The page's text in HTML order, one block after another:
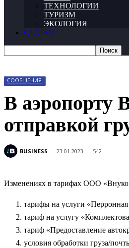
ТЕХНОЛОГИИ
ТУРИЗМ
ЭКОЛОГИЯ
СТАТЬИ
СООБЩЕНИЯ
В аэропорту
отправкой
BUSINESS 23.01.2023 542
Изменениях в тарифах ООО
тарифы на услуги
тариф на услугу
тариф «Предоставление
условия обработки груза/